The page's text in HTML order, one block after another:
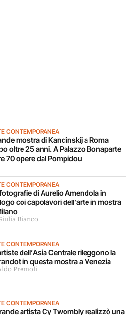
CONTEMPORANEA
mostra di Kandinskij a Roma
oltre 25 anni. A Palazzo Bonaparte
70 opere dal Pompidou
CONTEMPORANEA
di Aurelio Amendola in
coi capolavori dell’arte in mostra
Bianco
CONTEMPORANEA
dell’Asia Centrale rileggono la
in questa mostra a Venezia
Premoli
CONTEMPORANEA
artista Cy Twombly realizzò una